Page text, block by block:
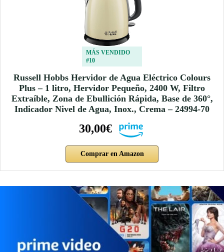
MÁS VENDIDO
#10
Russell Hobbs Hervidor de Agua Eléctrico Colours
Plus – 1 litro, Hervidor Pequeño, 2400 W, Filtro
Extraíble, Zona de Ebullición Rápida, Base de 360°,
Indicador Nivel de Agua, Inox., Crema – 24994-70
30,00€
Comprar en Amazon